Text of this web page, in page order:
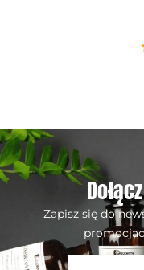
Zapisz się do